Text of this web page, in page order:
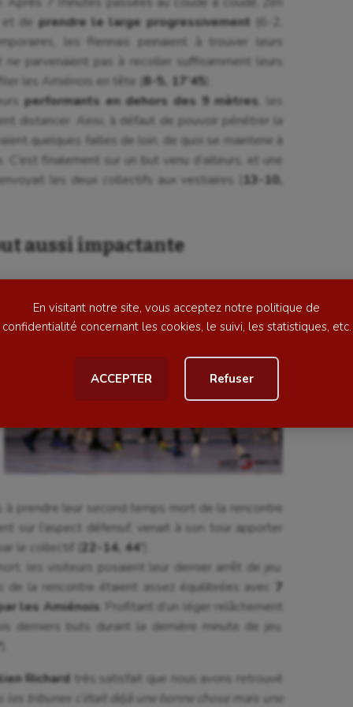
En visitant notre site, vous acceptez notre politique de
confidentialité concernant les cookies, le suivi, les statistiques, etc.
ACCEPTER Refuser
rythmique
et Paralympiques
Kayak-polo
Moto
Natation artistique
Outdoor
Parkour
Patinage artistique
Pétanque
Randonnée / Marche
Roller-derby
de prendre le large progressivement
les Rennais peinaient à trouver leurs
parvenaient pas à recoller suffisamment leurs
les Amiénois en tête ( 8-5, 17’45
performants en dehors des 9 mètres , les
distancer. Ainsi, à défaut de pouvoir pénétrer la
quelques failles de loin, de quoi se maintenir à
C’est finalement sur un but venu d’ailleurs, et une
les deux collectifs aux vestiaires (
13-10,
aussi impactante
à prendre leur second temps mort de la rencontre
sur l’aspect défensif, venait à son tour apporter
le collectif ( 22-14, 44’
les visiteurs posaient leur dernier arrêt de jeu.
de la rencontre étaient assez équilibrées avec
7
les Amiénois . Profitant d’un léger relâchement
derniers buts durant la dernière minute de jeu,
Richard
très satisfait que nous avons retrouvé
les tribunes c’était déjà une bonne chose mais une